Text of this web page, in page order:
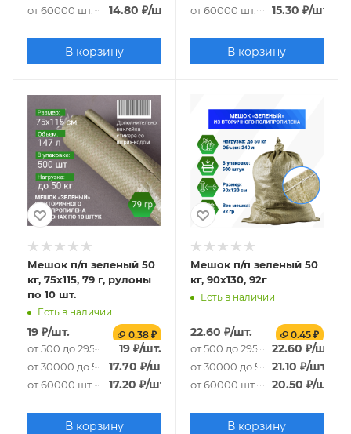
от 60000 шт. 14.80 ₽/шт.
В корзину
от 60000 шт. 15.30 ₽/шт.
В корзину
Мешок п/п зеленый 50
кг, 75x115, 79 г, рулоны
по 10 шт.
Есть в наличии
19 ₽/шт. 0.38 ₽
от 500 до 29500 шт.
19₽/шт.
от 30000 до 59500 шт.
17.70 ₽/шт.
от 60000 шт. 17.20 ₽/шт.
В корзину
Мешок п/п зеленый 50
кг, 90x130, 92г
Есть в наличии
22.60 ₽/шт. 0.45 ₽
от 500 до 29500 шт.
22.60 ₽/шт.
от 30000 до 59500 шт.
21.10 ₽/шт.
от 60000 шт. 20.50 ₽/шт.
В корзину